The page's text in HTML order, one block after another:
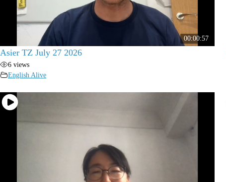
00:00:57
Asier TZ July 27 2026
6 views
English Alive